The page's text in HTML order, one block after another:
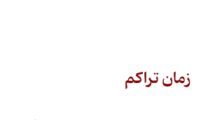
زمان تراکم